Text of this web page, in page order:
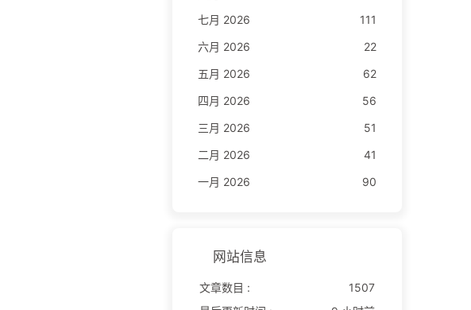
七月 2026
111
六月 2026
22
五月 2026
62
四月 2026
56
三月 2026
51
二月 2026
41
一月 2026
90
网站信息
文章数目 :
1507